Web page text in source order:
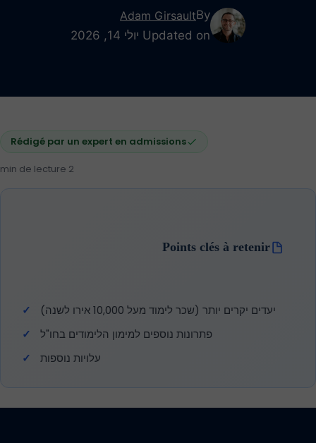
By
Adam Girsault
Updated on יולי 14, 2026
Rédigé par un expert en admissions
Points clés à retenir
יעדים יקרים יותר (שכר לימוד מעל 10,000 אירו לשנה)
פתרונות נוספים למימון הלימודים בחו"ל
עלויות נוספות